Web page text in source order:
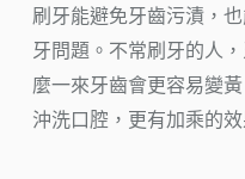
刷牙能避免牙齒污漬，
牙問題。不常刷牙的人
麼一來牙齒會更容易變
沖洗口腔，更有加乘的效